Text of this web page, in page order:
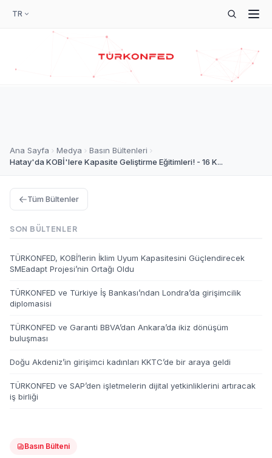
TR
Ana Sayfa Medya
Basın Bültenleri
Hatay'da KOBİ'lere Kapasite Geliştirme Eğitimleri! - 16 K...
Basın Bülteni
Tüm Bültenler
SON BÜLTENLER
TÜRKONFED, KOBİ’lerin İklim Uyum Kapasitesini Güçlendirecek
SMEadapt Projesi’nin Ortağı Oldu
TÜRKONFED ve Türkiye İş Bankası’ndan Londra’da girişimcilik
diplomasisi
TÜRKONFED ve Garanti BBVA’dan Ankara’da ikiz dönüşüm
buluşması
Doğu Akdeniz’in girişimci kadınları KKTC’de bir araya geldi
TÜRKONFED ve SAP’den işletmelerin dijital yetkinliklerini artıracak
iş birliği